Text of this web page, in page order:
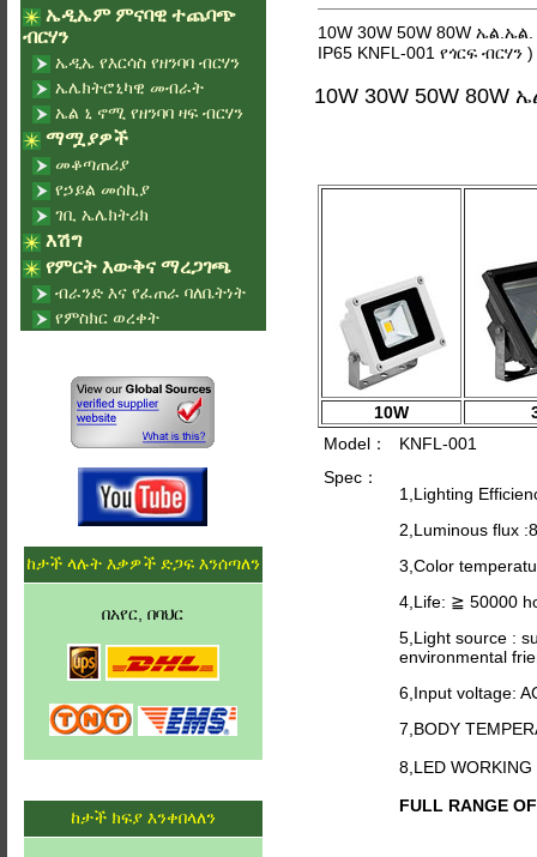
10W 30W 50W 80W
IP65 KNFL-001 የጎርፍ ብርሃን )
10W 30W 50W 80W
10W
Model：
KNFL-001
Spec：
1,Lighting
2,Luminous flux
3,Color
4,Life: ≧ 50000
5,Light source :
environmental
6,Input voltage:
7,BODY
8,LED WORKING
FULL RANGE
ኤዲኤም ምናባዊ ተጨባጭ
ብርሃን
ኤዲኤ የእርሳስ የዘንባባ ብርሃን
ኤሌክትሮኒካዊ መብራት
ኤል ኒ ኖሚ የዘንባባ ዛፍ ብርሃን
ማሟያዎች
መቆጣጠሪያ
የኃይል መሰኪያ
ገቢ ኤሌክትሪክ
እሽግ
የምርት እውቅና ማረጋገጫ
ብራንድ እና የፈጠራ ባለቤትነት
የምስክር ወረቀት
ከታች ላሉት እቃዎች ድጋፍ እንሰጣለን
በአየር, በባህር
ከታች ክፍያ እንቀበላለን